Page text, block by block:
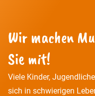
Wir machen
Sie mit!
Viele Kinder,
sich in schwierigen